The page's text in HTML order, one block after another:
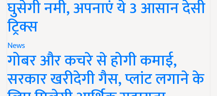
घुसेगी नमी, अपनाएं ये 3 आसान देसी
ट्रिक्स
News
गोबर और कचरे से होगी कमाई,
सरकार खरीदेगी गैस, प्लांट लगाने के